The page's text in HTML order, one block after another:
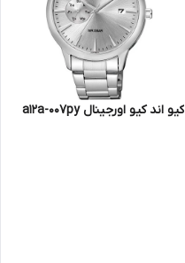
کیو اند کیو اورجینال a12a-007py